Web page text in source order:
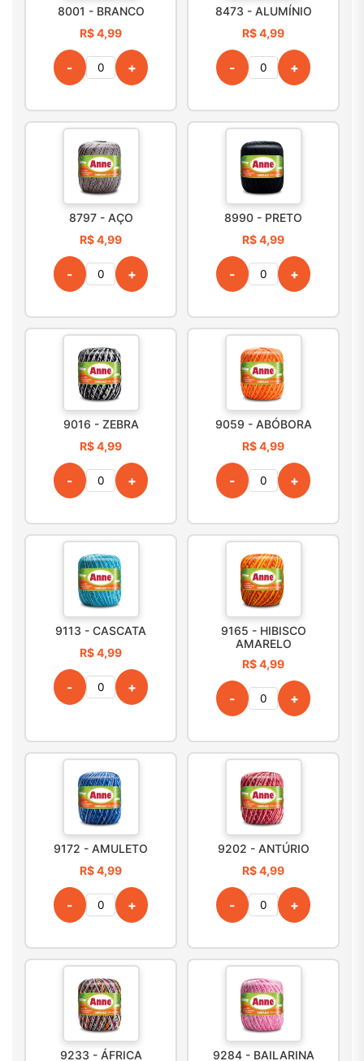
8001 - BRANCO
R$ 4,99
- +
8473 - ALUMÍNIO
R$ 4,99
- +
8797 - AÇO
R$ 4,99
- +
8990 - PRETO
R$ 4,99
- +
9016 - ZEBRA
R$ 4,99
- +
9059 - ABÓBORA
R$ 4,99
- +
9113 - CASCATA
R$ 4,99
- +
9165 - HIBISCO
AMARELO
R$ 4,99
- +
9172 - AMULETO
R$ 4,99
- +
9202 - ANTÚRIO
R$ 4,99
- +
9233 - ÁFRICA 9284 - BAILARINA